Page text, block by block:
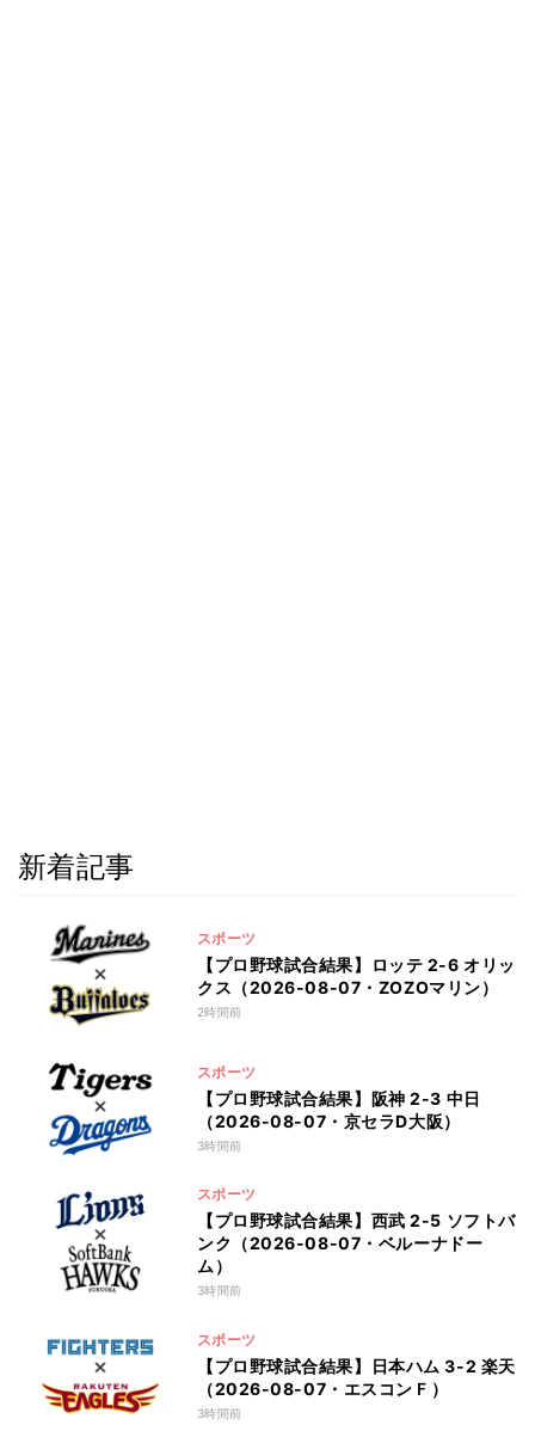
新着記事
スポーツ
【プロ野球試合結果】ロッテ 2-6 オリッ
クス（2026-08-07・ZOZOマリン）
2時間前
スポーツ
【プロ野球試合結果】阪神 2-3 中日
（2026-08-07・京セラD大阪）
3時間前
スポーツ
【プロ野球試合結果】西武 2-5 ソフトバ
ンク（2026-08-07・ベルーナドー
ム）
3時間前
スポーツ
【プロ野球試合結果】日本ハム 3-2 楽天
（2026-08-07・エスコンＦ）
3時間前